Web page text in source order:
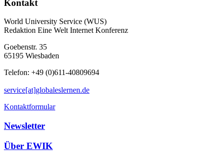
Kontakt
World University Service (WUS)
Redaktion Eine Welt Internet Konferenz
Goebenstr. 35
65195 Wiesbaden
Telefon: +49 (0)611-40809694
service[at]globaleslernen.de
Kontaktformular
Newsletter
Über EWIK